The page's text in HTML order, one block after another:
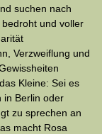
suchen nach
und voller
Verzweiflung und
Kleine: Sei es
in Berlin oder
zu sprechen an
macht Rosa